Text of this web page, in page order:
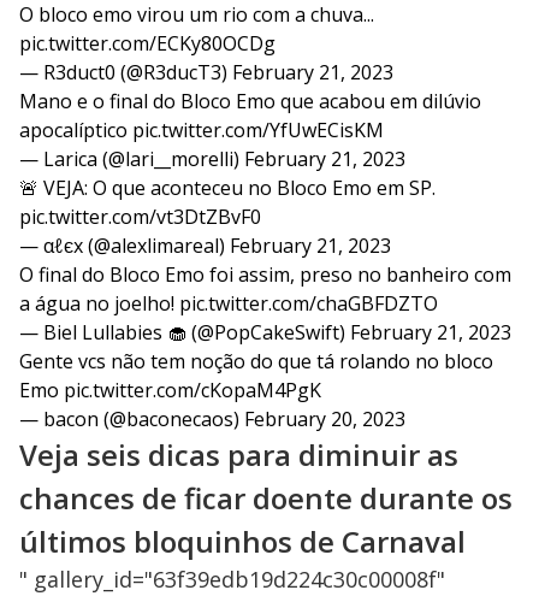
O bloco emo virou um rio com a chuva...
pic.twitter.com/ECKy80OCDg
— R3duct0 (@R3ducT3) February 21, 2023
Mano e o final do Bloco Emo que acabou em dilúvio
apocalíptico pic.twitter.com/YfUwECisKM
— Larica (@lari__morelli) February 21, 2023
🚨 VEJA: O que aconteceu no Bloco Emo em SP.
pic.twitter.com/vt3DtZBvF0
— αℓєx (@alexlimareal) February 21, 2023
O final do Bloco Emo foi assim, preso no banheiro com
a água no joelho! pic.twitter.com/chaGBFDZTO
— Biel Lullabies 🧁 (@PopCakeSwift) February 21, 2023
Gente vcs não tem noção do que tá rolando no bloco
Emo pic.twitter.com/cKopaM4PgK
— bacon (@baconecaos) February 20, 2023
Veja seis dicas para diminuir as
chances de ficar doente durante os
últimos bloquinhos de Carnaval
" gallery_id="63f39edb19d224c30c00008f"